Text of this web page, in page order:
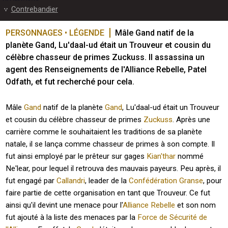
Contrebandier
PERSONNAGES • LÉGENDE
Mâle Gand natif de la
planète Gand, Lu'daal-ud était un Trouveur et cousin du
célèbre chasseur de primes Zuckuss. Il assassina un
agent des Renseignements de l'Alliance Rebelle, Patel
Odfath, et fut recherché pour cela.
MâleGand natif de la planèteGand, Lu'daal-ud était un Trouveur
et cousin du célèbre chasseur de primes Zuckuss. Après une
carrière comme le souhaitaient les traditions de sa planète
natale, il se lança comme chasseur de primes à son compte. Il
fut ainsi employé par le prêteur sur gages Kian'thar nommé
Ne'lear, pour lequel il retrouva des mauvais payeurs. Peu après, il
fut engagé parCallandri, leader de laConfédération Granse, pour
faire partie de cette organisation en tant que Trouveur. Ce fut
ainsi qu'il devint une menace pour l'Alliance Rebelle et son nom
fut ajouté à la liste des menaces par la Force de Sécurité de